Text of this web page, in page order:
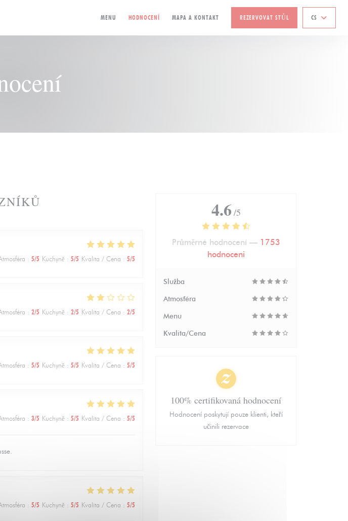
MENU HODNOCENÍ MAPA A KONTAKT REZERVOVAT STŮL CS
: 5/5 Kuchyně : 5/5 Kvalita / Cena : 5/5
: 2/5 Kuchyně : 2/5 Kvalita / Cena : 2/5
: 5/5 Kuchyně : 5/5 Kvalita / Cena : 5/5
: 3/5 Kuchyně : 5/5 Kvalita / Cena : 5/5
: 5/5 Kuchyně : 5/5 Kvalita / Cena : 5/5
4.6 /5
Průměrné hodnocení — 1753
hodnoceni
Služba
Atmosféra
Menu
Kvalita/Cena
100% certifikovaná hodnocení
Hodnocení poskytují pouze klienti, kteří
učinili rezervace